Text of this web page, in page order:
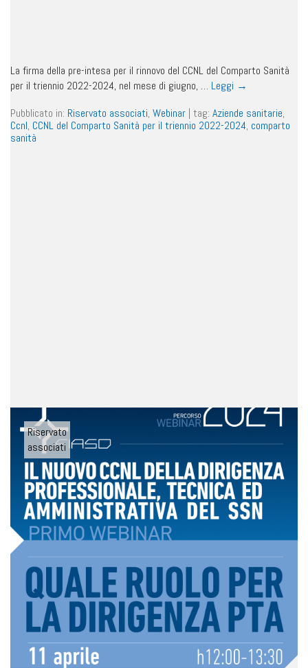
La firma della pre-intesa per il rinnovo del CCNL del Comparto Sanità
per il triennio 2022-2024, nel mese di giugno, … Leggi →
Pubblicato in: Riservato associati, Webinar | tag: Aziende sanitarie,
Ccnl, CCNL del Comparto Sanità per il triennio 2022-2024, comparto
sanità
Riservato
associati